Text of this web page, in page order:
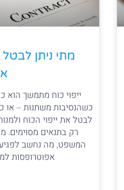
מתי ניתן לבטל
ייפוי כוח מתמשך הוא
כשהנסיבות משתנות –
לבטל את ייפוי הכוח
רק בתנאים מסוימים.
המשפט, מה נחשב
אפוטרופסות